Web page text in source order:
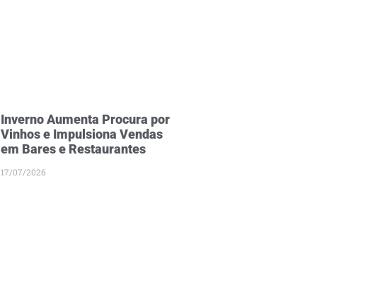
Inverno Aumenta Procura por
Vinhos e Impulsiona Vendas
em Bares e Restaurantes
17/07/2026